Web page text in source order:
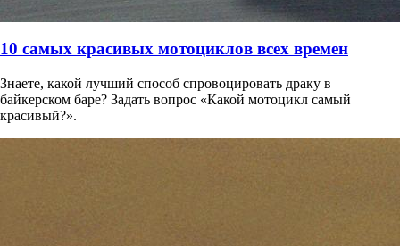
10 самых красивых мотоциклов всех времен
Знаете, какой лучший способ спровоцировать драку в
байкерском баре? Задать вопрос «Какой мотоцикл самый
красивый?».